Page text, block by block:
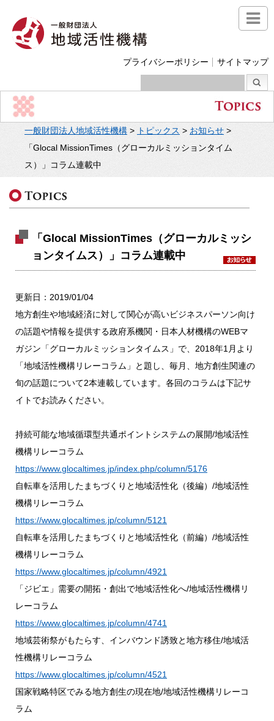
プライバシーポリシー サイトマップ
一般財団法人地域活性機構 > トピックス > お知らせ >
「Glocal MissionTimes（グローカルミッションタイム
ス）」コラム連載中
「Glocal MissionTimes（グローカルミッシ
ョンタイムス）」コラム連載中
更新日：2019/01/04
地方創生や地域経済に対して関心が高いビジネスパーソン向け
の話題や情報を提供する政府系機関・日本人材機構のWEBマ
ガジン「グローカルミッションタイムス」で、2018年1月より
「地域活性機構リレーコラム」と題し、毎月、地方創生関連の
旬の話題について2本連載しています。各回のコラムは下記サ
イトでお読みください。
持続可能な地域循環型共通ポイントシステムの展開/地域活性
機構リレーコラム
https://www.glocaltimes.jp/index.php/column/5176
自転車を活用したまちづくりと地域活性化（後編）/地域活性
機構リレーコラム
https://www.glocaltimes.jp/column/5121
自転車を活用したまちづくりと地域活性化（前編）/地域活性
機構リレーコラム
https://www.glocaltimes.jp/column/4921
「ジビエ」需要の開拓・創出で地域活性化へ/地域活性機構リ
レーコラム
https://www.glocaltimes.jp/column/4741
地域芸術祭がもたらす、インバウンド誘致と地方移住/地域活
性機構リレーコラム
https://www.glocaltimes.jp/column/4521
国家戦略特区でみる地方創生の現在地/地域活性機構リレーコ
ラム